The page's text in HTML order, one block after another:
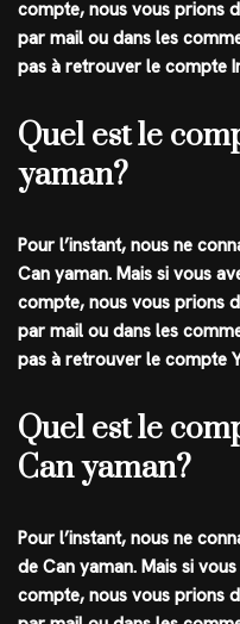
compte, nous vous prions
par mail ou dans les
pas à retrouver le compte
Quel est le
yaman?
Pour l’instant, nous ne
Can yaman. Mais si vous
compte, nous vous prions
par mail ou dans les
pas à retrouver le compte
Quel est le
Can yaman?
Pour l’instant, nous ne
de Can yaman. Mais si
compte, nous vous prions